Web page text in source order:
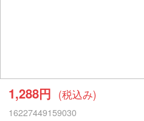
1,288円 (税込み)
16227449159030